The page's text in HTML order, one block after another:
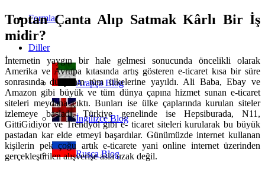
Formlar
Diller
Arapça Blog
İngilizce Blog
Rusça Blog
Toptan Çanta Alıp Satmak Kârlı Bir İş
midir?
İnternetin yaygın bir hale gelmesi sonucunda öncelikli olarak
Amerika ve Avrupa kıtasında artış gösteren e-ticaret kısa bir süre
sonrasında dünyanın tüm ülkelerine yayıldı. Ali Baba, Ebay ve
Amazon gibi büyük ve tüm dünya çapına hizmet sunan e-ticaret
siteleri meydana çıktı. Bunları ise ülke çaplarında kurulan siteler
izlemeye başladı. Türkiye genelinde ise Hepsiburada, N11,
GittiGidiyor ve Trendyol gibi e- ticaret siteleri kurularak bu büyük
pastadan kar elde etmeyi başardılar. Günümüzde internet kullanan
kişilerin pek çoğu artık e-ticarete yani online internet üzerinden
gerçekleştirilen alışverişe asla uzak değil.